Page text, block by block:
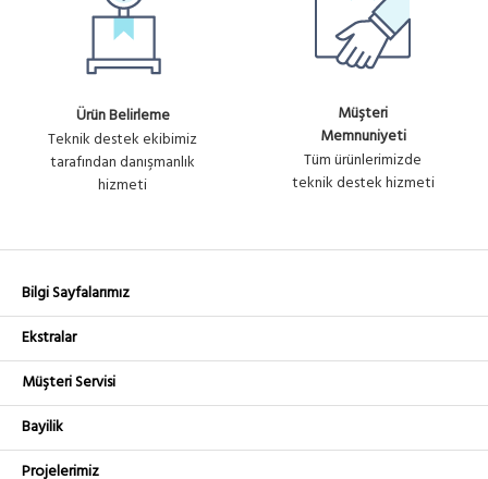
Ürün Belirleme
Teknik destek ekibimiz
tarafından danışmanlık
hizmeti
Müşteri
Memnuniyeti
Tüm ürünlerimizde
teknik destek hizmeti
Bilgi Sayfalarımız
Ekstralar
Müşteri Servisi
Bayilik
Projelerimiz